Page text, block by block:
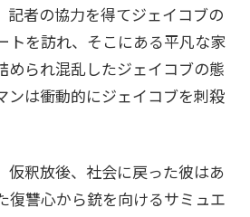
者の協力を得てジェイコブの
トを訪れ、そこにある平凡な家
られ混乱したジェイコブの態
ンは衝動的にジェイコブを刺殺
釈放後、社会に戻った彼はあ
復讐心から銃を向けるサミュエ